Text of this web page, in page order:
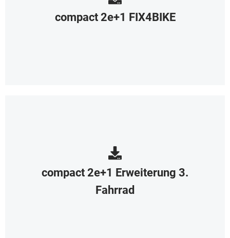
compact 2e+1 FIX4BIKE
compact 2e+1 Erweiterung 3.
Fahrrad